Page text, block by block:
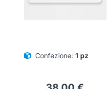
Confezione: 1 pz